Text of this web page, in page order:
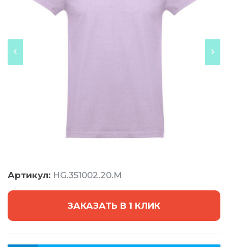
Артикул: HG.351002.20.M
ЗАКАЗАТЬ В 1 КЛИК